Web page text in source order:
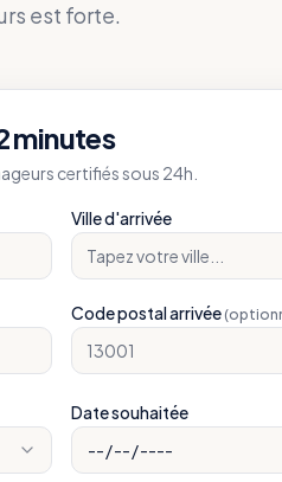
est forte.
minutes
certifiés sous 24h.
Ville d'arrivée
Code postal arrivée
Date souhaitée